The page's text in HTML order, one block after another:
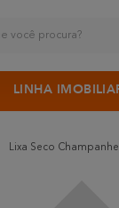
LINHA
Lixa Seco